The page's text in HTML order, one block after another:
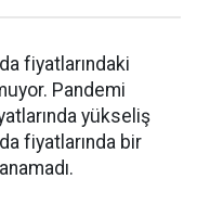
fiyatlarındaki
Pandemi
yükseliş
fiyatlarında bir